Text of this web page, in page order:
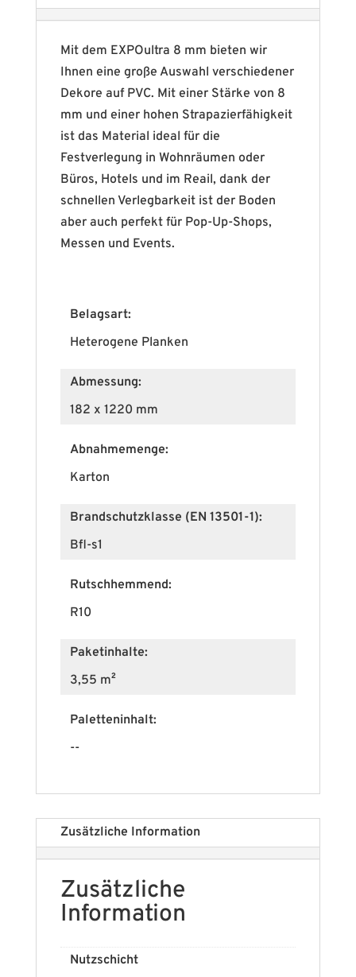
Mit dem EXPOultra 8 mm bieten wir
Ihnen eine große Auswahl verschiedener
Dekore auf PVC. Mit einer Stärke von 8
mm und einer hohen Strapazierfähigkeit
ist das Material ideal für die
Festverlegung in Wohnräumen oder
Büros, Hotels und im Reail, dank der
schnellen Verlegbarkeit ist der Boden
aber auch perfekt für Pop-Up-Shops,
Messen und Events.
Belagsart:
Heterogene Planken
Abmessung:
182 x 1220 mm
Abnahmemenge:
Karton
Brandschutzklasse (EN 13501-1):
Bfl-s1
Rutschhemmend:
R10
Paketinhalte:
3,55 m²
Paletteninhalt:
--
Zusätzliche Information
Zusätzliche
Information
Nutzschicht